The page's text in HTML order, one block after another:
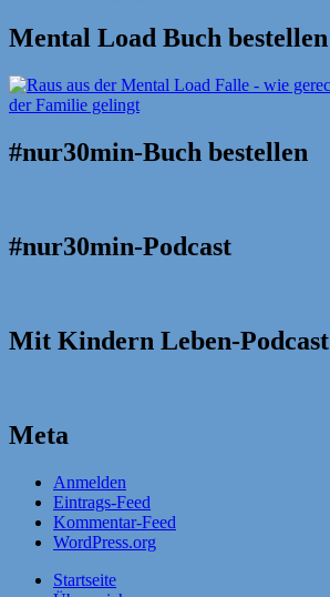
Mental Load Buch bestellen
#nur30min-Buch bestellen
#nur30min-Podcast
Mit Kindern Leben-Podcast
Meta
Anmelden
Eintrags-Feed
Kommentar-Feed
WordPress.org
Startseite